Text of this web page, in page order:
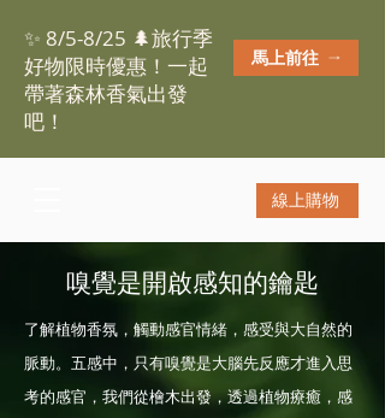
線上購物
✨ 8/5-8/25 🌲旅行季
好物限時優惠！一起
帶著森林香氣出發
吧！
馬上前往
嗅覺是開啟感知的鑰匙
了解植物香氛，觸動感官情緒，感受與大自然的
脈動。五感中，只有嗅覺是大腦先反應才進入思
考的感官，我們從檜木出發，透過植物療癒，感